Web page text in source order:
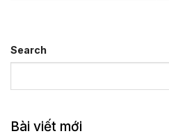
Search
Bài viết mới